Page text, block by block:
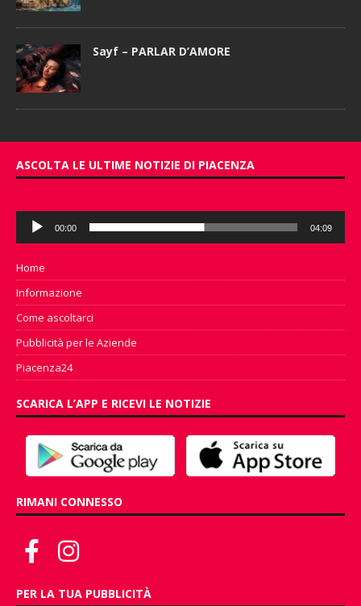
Sayf – PARLAR D’AMORE
ASCOLTA LE ULTIME NOTIZIE DI PIACENZA
Audio
Player
00:00 04:09
Home
Informazione
Come ascoltarci
Pubblicità per le Aziende
Piacenza24
SCARICA L’APP E RICEVI LE NOTIZIE
RIMANI CONNESSO
PER LA TUA PUBBLICITÀ